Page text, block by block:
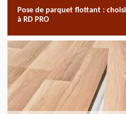
Pose de parquet flottant :
à RD PRO